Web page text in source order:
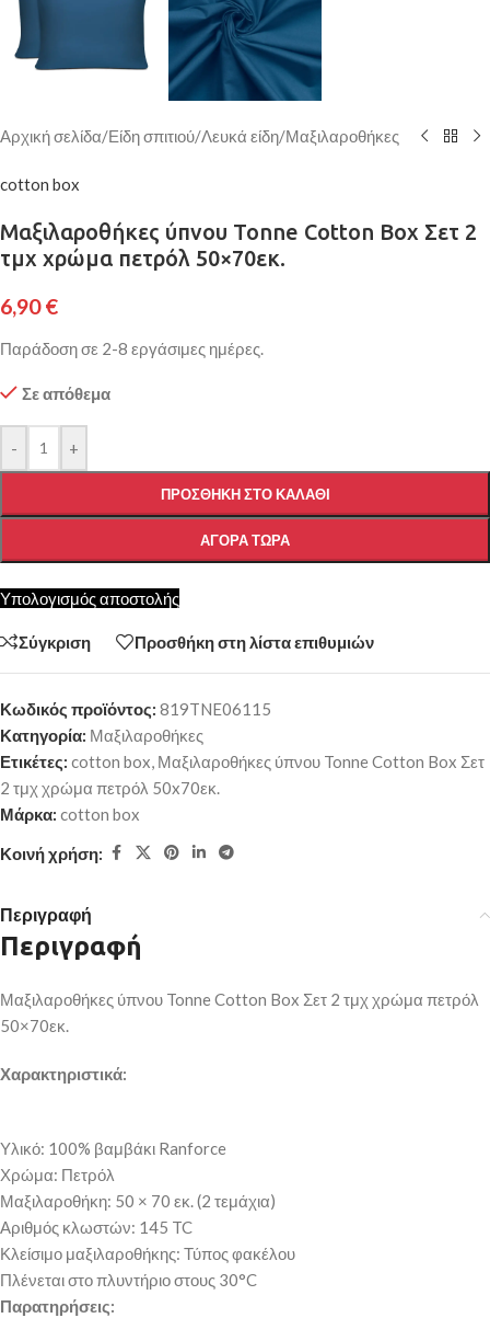
Αρχική σελίδα/Είδη σπιτιού/Λευκά είδη/Μαξιλαροθήκες
cotton box
Μαξιλαροθήκες ύπνου Tonne Cotton Box Σετ 2
τμχ χρώμα πετρόλ 50×70εκ.
6,90€
Παράδοση σε 2-8 εργάσιμες ημέρες.
Σε απόθεμα
- +
ΠΡΟΣΘΉΚΗ ΣΤΟ ΚΑΛΆΘΙ
ΑΓΟΡΆ ΤΏΡΑ
Υπολογισμός αποστολής
Σύγκριση Προσθήκη στη λίστα επιθυμιών
Κωδικός προϊόντος: 819TNE06115
Κατηγορία: Μαξιλαροθήκες
Ετικέτες: cotton box, Μαξιλαροθήκες ύπνου Tonne Cotton Box Σετ
2 τμχ χρώμα πετρόλ 50x70εκ.
Μάρκα: cotton box
Κοινή χρήση:
Περιγραφή
Περιγραφή
Μαξιλαροθήκες ύπνου Tonne Cotton Box Σετ 2 τμχ χρώμα πετρόλ
50×70εκ.
Χαρακτηριστικά:
Υλικό: 100% βαμβάκι Ranforce
Χρώμα: Πετρόλ
Μαξιλαροθήκη: 50 × 70 εκ. (2 τεμάχια)
Αριθμός κλωστών: 145 TC
Κλείσιμο μαξιλαροθήκης: Τύπος φακέλου
Πλένεται στο πλυντήριο στους 30°C
Παρατηρήσεις: